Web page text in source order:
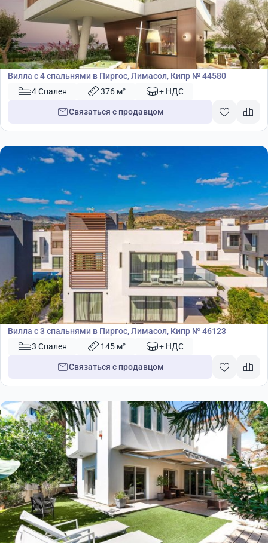
€3 959 550
Вилла
Вилла с 4 спальнями в Пиргос, Лимасол, Кипр № 44580
4 Спален
376 м² + НДС
Связаться с продавцом
€850 000
Вилла
Вилла с 3 спальнями в Пиргос, Лимасол, Кипр № 46123
3 Спален
145 м² + НДС
Связаться с продавцом